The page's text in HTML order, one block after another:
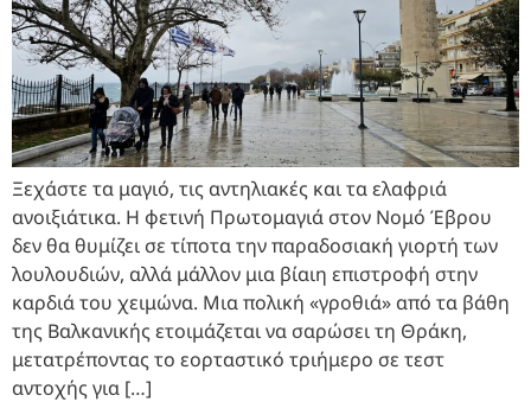
Ξεχάστε τα μαγιό, τις αντηλιακές και τα ελαφριά
ανοιξιάτικα. Η φετινή Πρωτομαγιά στον Νομό Έβρου
δεν θα θυμίζει σε τίποτα την παραδοσιακή γιορτή των
λουλουδιών, αλλά μάλλον μια βίαιη επιστροφή στην
καρδιά του χειμώνα. Μια πολική «γροθιά» από τα βάθη
της Βαλκανικής ετοιμάζεται να σαρώσει τη Θράκη,
μετατρέποντας το εορταστικό τριήμερο σε τεστ
αντοχής για […]